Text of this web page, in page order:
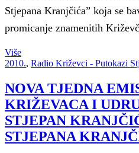
Stjepana Kranjčića” koja se
promicanje znamenitih
Više
2010., Radio Križevci - Putokazi
NOVA TJEDNA
KRIŽEVACA I
STJEPAN
STJEPANA